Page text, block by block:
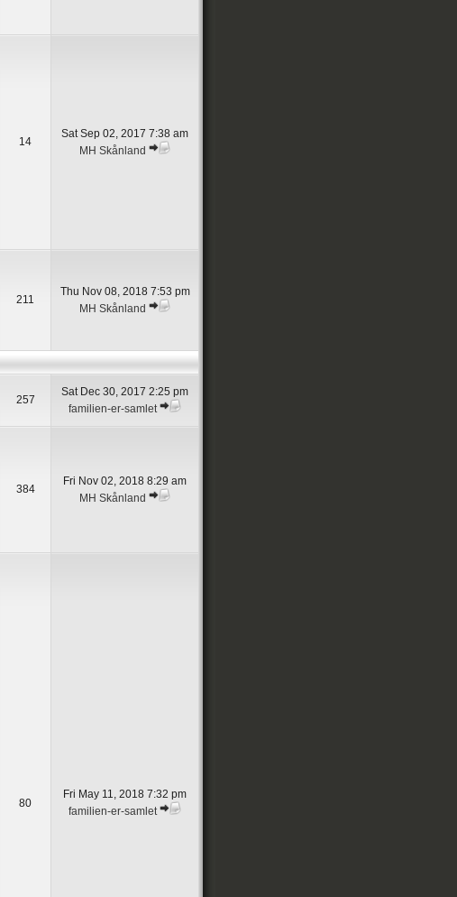
14
Sat Sep 02, 2017 7:38 am
MH Skånland
211
Thu Nov 08, 2018 7:53 pm
MH Skånland
257
Sat Dec 30, 2017 2:25 pm
familien-er-samlet
384
Fri Nov 02, 2018 8:29 am
MH Skånland
80
Fri May 11, 2018 7:32 pm
familien-er-samlet